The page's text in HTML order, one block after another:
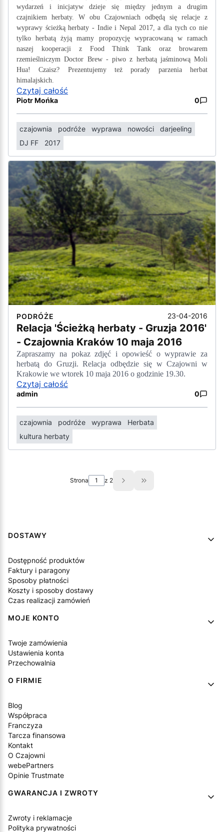
wydarzeń i inicjatyw dzieje się między jednym a drugim
czajnikiem herbaty. W obu Czajowniach odbędą się relacje z
wyprawy ścieżką herbaty - Indie i Nepal 2017, a dla tych co nie
tylko herbatą żyją mamy propozycję wypracowaną w ramach
naszej kooperacji z Food Think Tank oraz browarem
rzemieślniczym Doctor Brew - piwo z herbatą jaśminową Moli
Hua! Czaisz? Prezentujemy też porady parzenia herbat
himalajskich.
Czytaj całość
Piotr Mońka 0
czajownia podróże wyprawa nowości
darjeeling
DJ FF
2017
PODRÓŻE 23-04-2016
Relacja 'Ścieżką herbaty - Gruzja 2016'
- Czajownia Kraków 10 maja 2016
Zapraszamy na pokaz zdjęć i opowieść o wyprawie za
herbatą do Gruzji. Relacja odbędzie się w Czajowni w
Krakowie we wtorek 10 maja 2016 o godzinie 19.30.
Czytaj całość
admin 0
czajownia podróże wyprawa
Herbata
kultura herbaty
Strona z 2 Przejdź do ostatniej
Linki w stopce
DOSTAWY
Dostępność produktów
Faktury i paragony
Sposoby płatności
Koszty i sposoby dostawy
Czas realizacji zamówień
MOJE KONTO
Twoje zamówienia
Ustawienia konta
Przechowalnia
O FIRMIE
Blog
Współpraca
Franczyza
Tarcza finansowa
Kontakt
O Czajowni
webePartners
Opinie Trustmate
GWARANCJA I ZWROTY
Zwroty i reklamacje
Polityka prywatności